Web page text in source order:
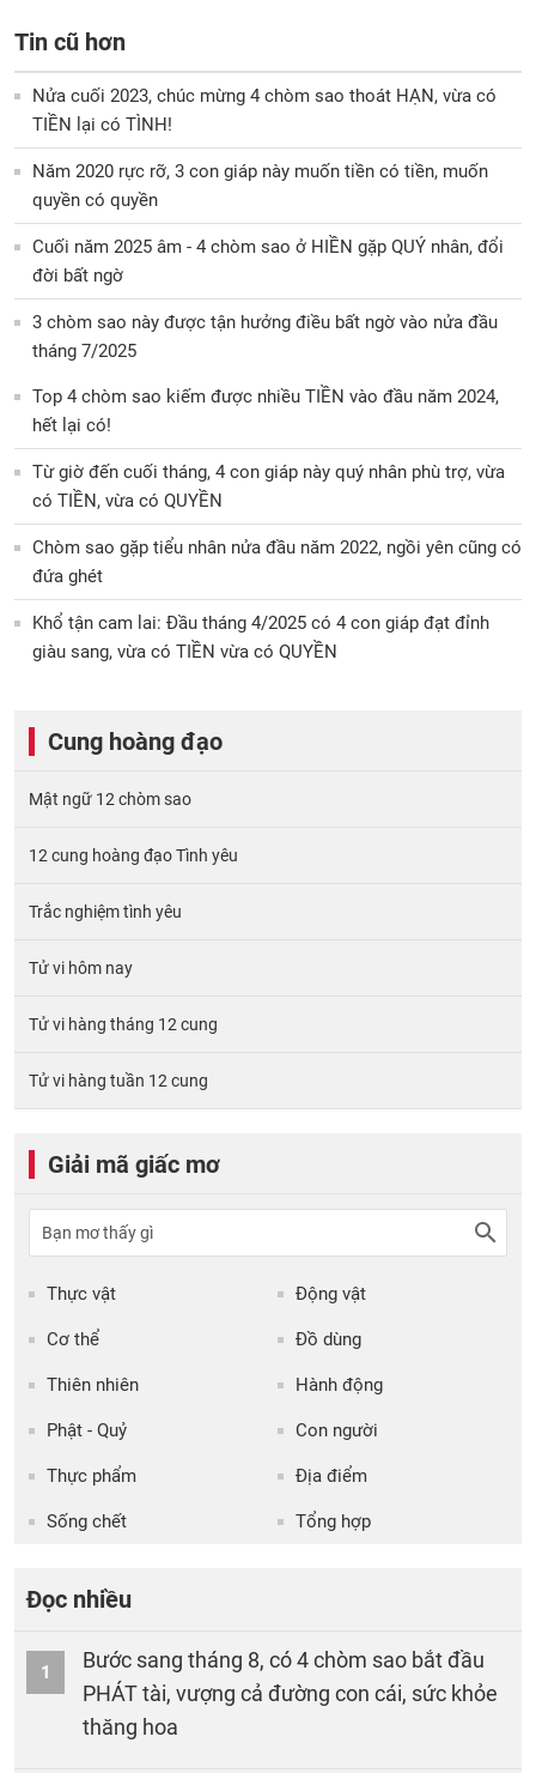
Tin cũ hơn
Nửa cuối 2023, chúc mừng 4 chòm sao thoát HẠN, vừa có
TIỀN lại có TÌNH!
Năm 2020 rực rỡ, 3 con giáp này muốn tiền có tiền, muốn
quyền có quyền
Cuối năm 2025 âm - 4 chòm sao ở HIỀN gặp QUÝ nhân, đổi
đời bất ngờ
3 chòm sao này được tận hưởng điều bất ngờ vào nửa đầu
tháng 7/2025
Top 4 chòm sao kiếm được nhiều TIỀN vào đầu năm 2024,
hết lại có!
Từ giờ đến cuối tháng, 4 con giáp này quý nhân phù trợ, vừa
có TIỀN, vừa có QUYỀN
Chòm sao gặp tiểu nhân nửa đầu năm 2022, ngồi yên cũng có
đứa ghét
Khổ tận cam lai: Đầu tháng 4/2025 có 4 con giáp đạt đỉnh
giàu sang, vừa có TIỀN vừa có QUYỀN
Cung hoàng đạo
Mật ngữ 12 chòm sao
12 cung hoàng đạo Tình yêu
Trắc nghiệm tình yêu
Tử vi hôm nay
Tử vi hàng tháng 12 cung
Tử vi hàng tuần 12 cung
Giải mã giấc mơ
Thực vật Động vật
Cơ thể Đồ dùng
Thiên nhiên Hành động
Phật - Quỷ Con người
Thực phẩm Địa điểm
Sống chết Tổng hợp
Đọc nhiều
1
Bước sang tháng 8, có 4 chòm sao bắt đầu
PHÁT tài, vượng cả đường con cái, sức khỏe
thăng hoa